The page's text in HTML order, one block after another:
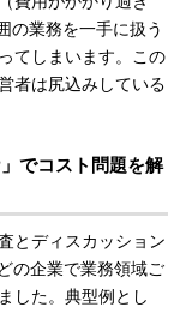
の業務を一手に扱う
てしまいます。この
者は尻込みしている
でコスト問題を解
とディスカッション
の企業で業務領域ご
した。典型例とし